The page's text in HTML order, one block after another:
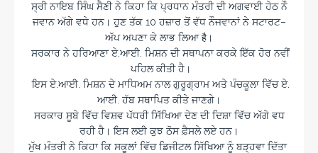
ਸ੍ਰੀ ਨਾਇਬ ਸਿੰਘ ਸੈਣੀ ਨੇ ਕਿਹਾ ਕਿ ਪ੍ਰਧਾਨ ਮੰਤਰੀ ਦੀ ਅਗਵਾਈ ਹੇਠ ਨੌ
ਜਵਾਨ ਅੱਗੇ ਵਧੇ ਹਨ। ਹੁਣ ਤੱਕ 10 ਹਜ਼ਾਰ ਤੋਂ ਵੱਧ ਨੌਜਵਾਨਾਂ ਨੇ ਸਟਾਰਟ–
ਅੱਪ ਅਪਣਾ ਕੇ ਲਾਭ ਲਿਆ है।
ਸਰਕਾਰ ਨੇ ਹਰਿਆਣਾ ਏ.ਆਈ. ਮਿਸ਼ਨ ਦੀ ਸਥਾਪਨਾ ਕਰਕੇ ਇੱਕ ਹੋਰ ਨਵੀਂ
ਪਹਿਲ ਕੀਤੀ ਹੈ।
ਇਸ ਏ.ਆਈ. ਮਿਸ਼ਨ ਦੇ ਮਾਧਿਅਮ ਨਾਲ ਗੁਰੂਗ੍ਰਾਮ ਅਤੇ ਪੰਚਕੂਲਾ ਵਿੱਚ ਏ.
ਆਈ. ਹੱਬ ਸਥਾਪਿਤ ਕੀਤੇ ਜਾਣਗੇ।
ਸਰਕਾਰ ਸੂਬੇ ਵਿੱਚ ਵਿਸ਼ਵ ਪੱਧਰੀ ਸਿੱਖਿਆ ਦੇਣ ਦੀ ਦਿਸ਼ਾ ਵਿੱਚ ਅੱਗੇ ਵਧ
ਰਹੀ ਹੈ। ਇਸ ਲਈ ਕੁਝ ਠੋਸ ਫ਼ੈਸਲੇ ਲਏ ਹਨ।
ਮੁੱਖ ਮੰਤਰੀ ਨੇ ਕਿਹਾ ਕਿ ਸਕੂਲਾਂ ਵਿੱਚ ਡਿਜੀਟਲ ਸਿੱਖਿਆ ਨੂੰ ਬੜ੍ਹਵਾ ਦਿੱਤਾ